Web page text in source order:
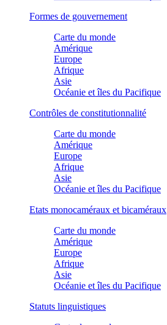
Formes de gouvernement
Carte du monde
Amérique
Europe
Afrique
Asie
Océanie et îles du Pacifique
Contrôles de constitutionnalité
Carte du monde
Amérique
Europe
Afrique
Asie
Océanie et îles du Pacifique
Etats monocaméraux et bicaméraux
Carte du monde
Amérique
Europe
Afrique
Asie
Océanie et îles du Pacifique
Statuts linguistiques